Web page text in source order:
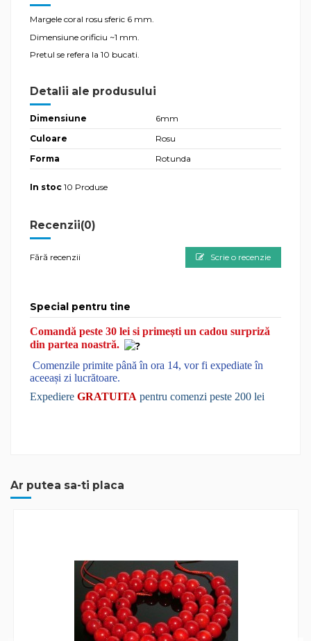
Margele coral rosu sferic 6 mm.
Dimensiune orificiu ~1 mm.
Pretul se refera la 10 bucati.
Detalii ale produsului
Dimensiune
6mm
Culoare
Rosu
Forma
Rotunda
In stoc 10 Produse
Recenzii(0)
Fără recenzii Scrie o recenzie
Special pentru tine
Comandă peste 30 lei si primești un cadou surpriză
din partea noastră.
Comenzile primite până în ora 14, vor fi expediate în
aceeași zi lucrătoare.
Expediere GRATUITA pentru comenzi peste 200 lei
Ar putea sa-ti placa